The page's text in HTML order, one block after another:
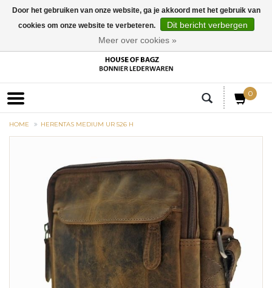
0
HOME HERENTAS MEDIUM UR 526 H
Door het gebruiken van onze website, ga je akkoord met het gebruik van
cookies om onze website te verbeteren.
Dit bericht verbergen
Meer over cookies »